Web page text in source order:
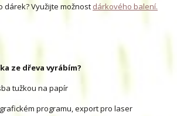
dárek? Využijte možnost dárkového balení.
ze dřeva vyrábím?
tužkou na papír
programu, export pro laser